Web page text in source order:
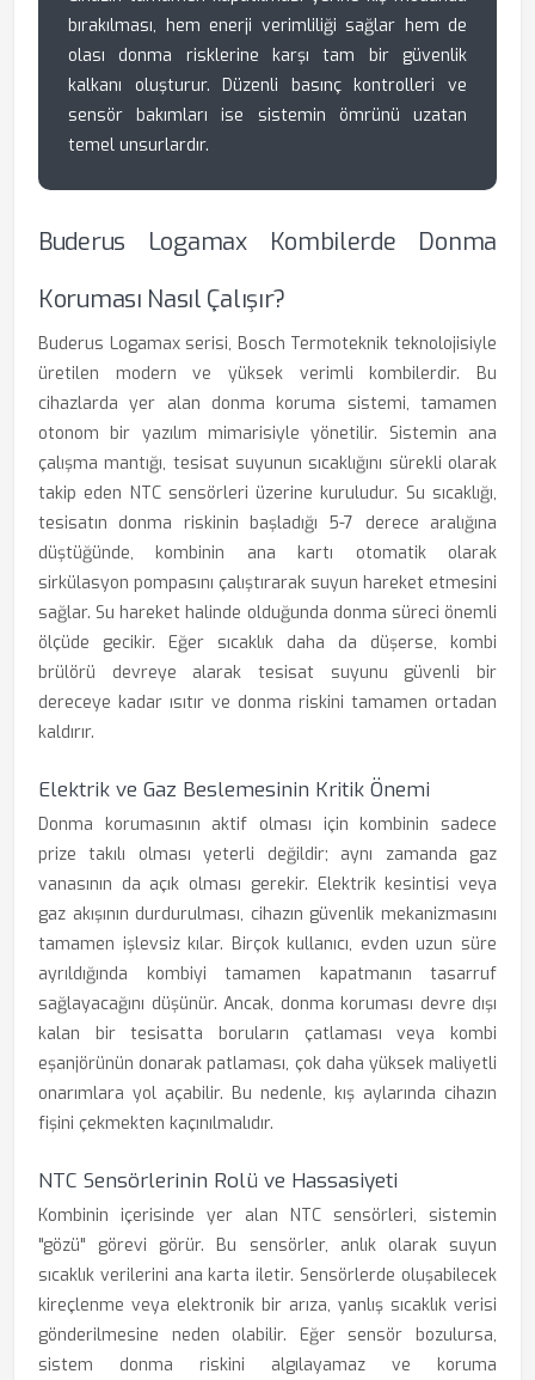
bırakılması, hem enerji verimliliği sağlar hem de
olası donma risklerine karşı tam bir güvenlik
kalkanı oluşturur. Düzenli basınç kontrolleri ve
sensör bakımları ise sistemin ömrünü uzatan
temel unsurlardır.
Buderus Logamax Kombilerde Donma
Koruması Nasıl Çalışır?
Buderus Logamax serisi, Bosch Termoteknik teknolojisiyle
üretilen modern ve yüksek verimli kombilerdir. Bu
cihazlarda yer alan donma koruma sistemi, tamamen
otonom bir yazılım mimarisiyle yönetilir. Sistemin ana
çalışma mantığı, tesisat suyunun sıcaklığını sürekli olarak
takip eden NTC sensörleri üzerine kuruludur. Su sıcaklığı,
tesisatın donma riskinin başladığı 5-7 derece aralığına
düştüğünde, kombinin ana kartı otomatik olarak
sirkülasyon pompasını çalıştırarak suyun hareket etmesini
sağlar. Su hareket halinde olduğunda donma süreci önemli
ölçüde gecikir. Eğer sıcaklık daha da düşerse, kombi
brülörü devreye alarak tesisat suyunu güvenli bir
dereceye kadar ısıtır ve donma riskini tamamen ortadan
kaldırır.
Elektrik ve Gaz Beslemesinin Kritik Önemi
Donma korumasının aktif olması için kombinin sadece
prize takılı olması yeterli değildir; aynı zamanda gaz
vanasının da açık olması gerekir. Elektrik kesintisi veya
gaz akışının durdurulması, cihazın güvenlik mekanizmasını
tamamen işlevsiz kılar. Birçok kullanıcı, evden uzun süre
ayrıldığında kombiyi tamamen kapatmanın tasarruf
sağlayacağını düşünür. Ancak, donma koruması devre dışı
kalan bir tesisatta boruların çatlaması veya kombi
eşanjörünün donarak patlaması, çok daha yüksek maliyetli
onarımlara yol açabilir. Bu nedenle, kış aylarında cihazın
fişini çekmekten kaçınılmalıdır.
NTC Sensörlerinin Rolü ve Hassasiyeti
Kombinin içerisinde yer alan NTC sensörleri, sistemin
"gözü" görevi görür. Bu sensörler, anlık olarak suyun
sıcaklık verilerini ana karta iletir. Sensörlerde oluşabilecek
kireçlenme veya elektronik bir arıza, yanlış sıcaklık verisi
gönderilmesine neden olabilir. Eğer sensör bozulursa,
sistem donma riskini algılayamaz ve koruma